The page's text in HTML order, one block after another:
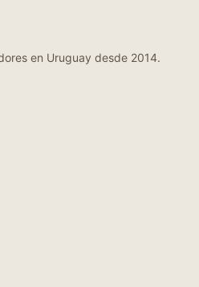
en Uruguay desde 2014.